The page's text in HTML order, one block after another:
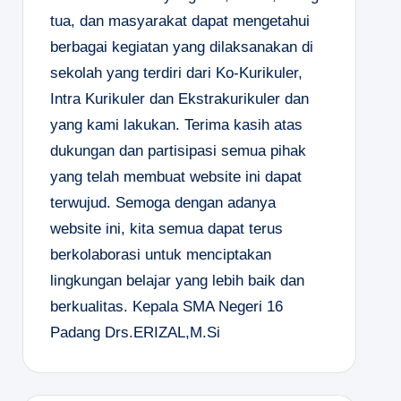
tua, dan masyarakat dapat mengetahui
berbagai kegiatan yang dilaksanakan di
sekolah yang terdiri dari Ko-Kurikuler,
Intra Kurikuler dan Ekstrakurikuler dan
yang kami lakukan. Terima kasih atas
dukungan dan partisipasi semua pihak
yang telah membuat website ini dapat
terwujud. Semoga dengan adanya
website ini, kita semua dapat terus
berkolaborasi untuk menciptakan
lingkungan belajar yang lebih baik dan
berkualitas. Kepala SMA Negeri 16
PadangDrs.ERIZAL,M.Si